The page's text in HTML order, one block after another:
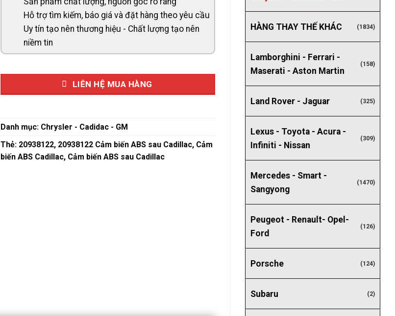
HÀNG THAY THẾ KHÁC (1834)
Lamborghini - Ferrari -
Maserati - Aston Martin
(158)
Land Rover - Jaguar (325)
Lexus - Toyota - Acura -
Infiniti - Nissan
(309)
Mercedes - Smart -
Sangyong
(1470)
Peugeot - Renault- Opel-
Ford
(126)
Porsche (124)
Subaru (2)
Hỗ trợ tìm kiếm, báo giá và đặt hàng theo yêu cầu
Uy tín tạo nên thương hiệu - Chất lượng tạo nên
niềm tin
LIÊN HỆ MUA HÀNG
Danh mục: Chrysler - Cadidac - GM
Thẻ: 20938122, 20938122 Cảm biến ABS sau Cadillac, Cảm
biến ABS Cadillac, Cảm biến ABS sau Cadillac